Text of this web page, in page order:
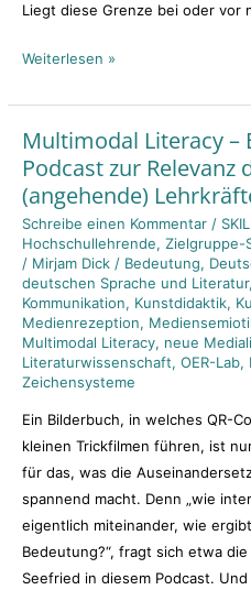
Liegt diese Grenze bei oder vor
Weiterlesen »
Multimodal Literacy –
Podcast zur Relevanz
(angehende)
Schreibe einen Kommentar /
Hochschullehrende,Zielgruppe-
/ Mirjam Dick / Bedeutung,
deutschen Sprache und Literatur
Kommunikation, Kunstdidaktik,
Medienrezeption,
Multimodal Literacy, neue
Literaturwissenschaft,OER-Lab,
Zeichensysteme
Ein Bilderbuch, in welches QR-
kleinen Trickfilmen führen, ist
für das, was die
spannend macht. Denn „wie
eigentlich miteinander, wie
Bedeutung?“, fragt sich etwa
Seefried in diesem Podcast.
Multimodal
Literacy
–
Ein
interdisziplinärer
Podcast
zur
Relevanz
des
Konzepts
(angehende)
Lehrkräfte